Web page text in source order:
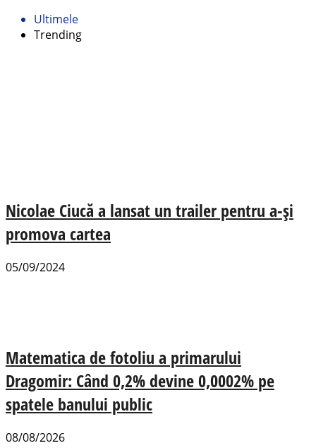
Ultimele
Trending
Nicolae Ciucă a lansat un trailer pentru a-și
promova cartea
05/09/2024
Matematica de fotoliu a primarului
Dragomir: Când 0,2% devine 0,0002% pe
spatele banului public
08/08/2026